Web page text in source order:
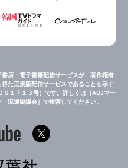
書店・電子書籍配信サービスが、著作権者
た正規版配信サービスであることを示す
９１７１３号）です。詳しくは［ABJマー
流通協議会］で検索してください。